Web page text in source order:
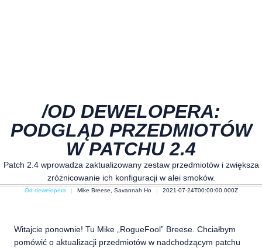
/OD DEWELOPERA:
PODGLĄD PRZEDMIOTÓW
W PATCHU 2.4
Patch 2.4 wprowadza zaktualizowany zestaw przedmiotów i zwiększa
zróżnicowanie ich konfiguracji w alei smoków.
Od dewelopera Mike Breese, Savannah Ho 2021-07-24T00:00:00.000Z
Witajcie ponownie! Tu Mike „RogueFool” Breese. Chciałbym
pomówić o aktualizacji przedmiotów w nadchodzącym patchu